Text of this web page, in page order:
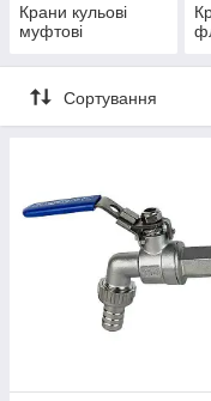
Крани кульові
муфтові
Сортування